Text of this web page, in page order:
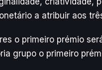
a atribuir aos
o primeiro prémio
grupo o primeiro